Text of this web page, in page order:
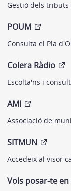
Gestió dels
POUM
Consulta el Pla
Colera Ràdio
Escolta'ns i
AMI
Associació de
SITMUN
Accedeix al visor
Vols posar-te